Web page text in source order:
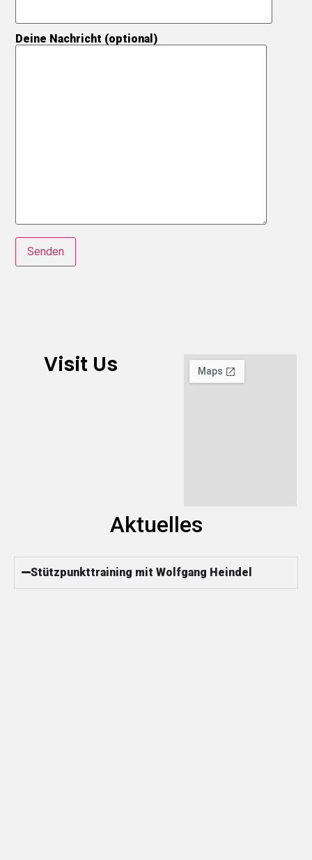
Deine Nachricht (optional)
Visit Us
Aktuelles
Stützpunkttraining mit Wolfgang Heindel